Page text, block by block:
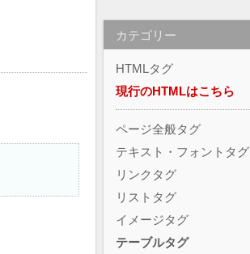
カテゴリー
HTMLタグ
現行のHTMLはこちら
ページ全般タグ
テキスト・フォントタグ
リンクタグ
リストタグ
イメージタグ
テーブルタグ